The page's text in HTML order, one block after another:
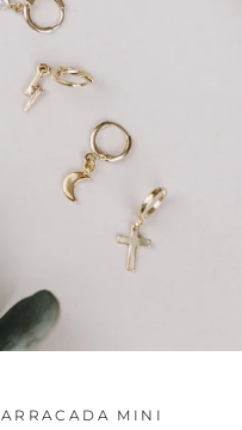
ARRACADA MINI